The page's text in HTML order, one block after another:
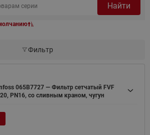
Найти
Фильтр
065B7727 — Фильтр сетчатый FVF
PN16, со сливным краном, чугун